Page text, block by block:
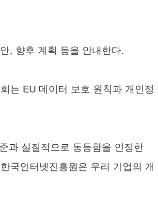
, 향후 계획 등을 안내한다.
는 EU 데이터 보호 원칙과 개인정
과 실질적으로 동등함을 인정한
국인터넷진흥원은 우리 기업의 개